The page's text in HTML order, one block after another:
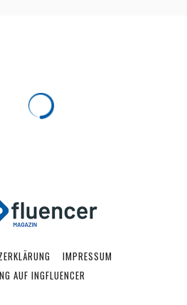
IMPRESSUM
AUF INGFLUENCER